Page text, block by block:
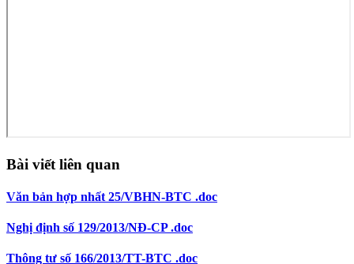
Bài viết liên quan
Văn bản hợp nhất 25/VBHN-BTC .doc
Nghị định số 129/2013/NĐ-CP .doc
Thông tư số 166/2013/TT-BTC .doc